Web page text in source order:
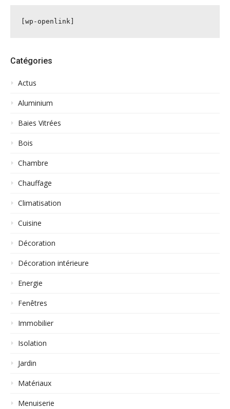
[wp-openlink]
Catégories
Actus
Aluminium
Baies Vitrées
Bois
Chambre
Chauffage
Climatisation
Cuisine
Décoration
Décoration intérieure
Energie
Fenêtres
Immobilier
Isolation
Jardin
Matériaux
Menuiserie